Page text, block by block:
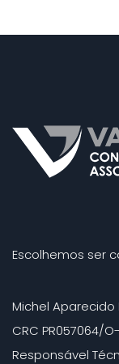
Escolhemos ser
Michel Aparecido
CRC PR057064/
Responsável